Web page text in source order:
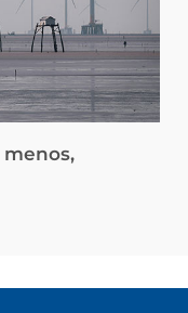
menos,